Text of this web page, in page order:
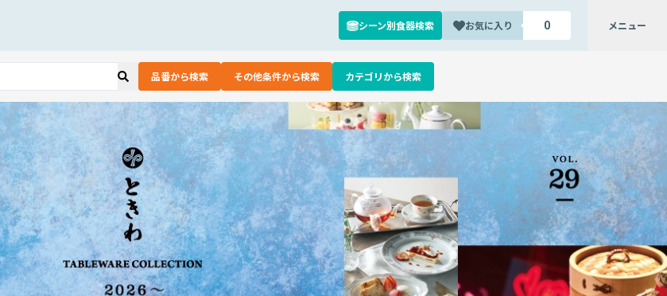
シーン別食器検索 お気に入り 0 メニュー
品番から検索 その他条件から検索 カテゴリから検索